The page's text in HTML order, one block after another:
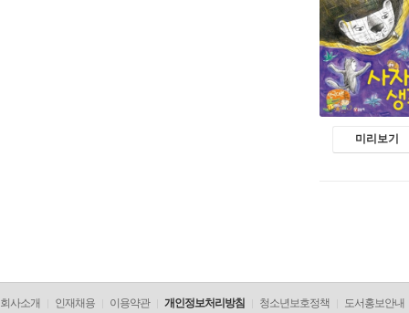
미리보기
회사소개 인재채용 이용약관 개인정보처리방침 청소년보호정책 도서홍보안내